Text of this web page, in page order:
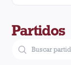
Partidos